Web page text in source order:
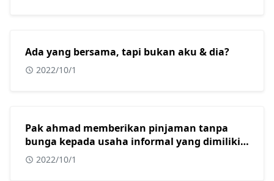
Ada yang bersama, tapi bukan aku & dia?
2022/10/1
Pak ahmad memberikan pinjaman tanpa
bunga kepada usaha informal yang dimiliki
oleh beberapa warga muslim di kota
2022/10/1